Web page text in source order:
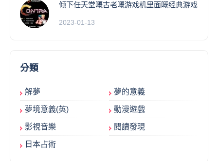
倾下任天堂嘅古老嘅游戏机里面嘅经典游戏
2023-01-13
分類
解夢 夢的意義
夢境意義(英) 動漫遊戲
影視音樂 閱讀發現
日本占術